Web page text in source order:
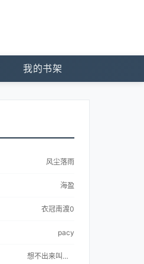
我的书架
风尘落雨
海盈
衣冠南渡0
pacy
想不出来叫什么